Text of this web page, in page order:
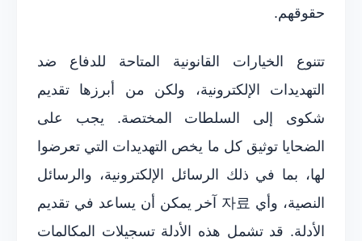
حقوقهم.
تتنوع الخيارات القانونية المتاحة للدفاع ضد
التهديدات الإلكترونية، ولكن من أبرزها تقديم
شكوى إلى السلطات المختصة. يجب على
الضحايا توثيق كل ما يخص التهديدات التي تعرضوا
لها، بما في ذلك الرسائل الإلكترونية، والرسائل
النصية، وأي 자료 آخر يمكن أن يساعد في تقديم
الأدلة. قد تشمل هذه الأدلة تسجيلات المكالمات